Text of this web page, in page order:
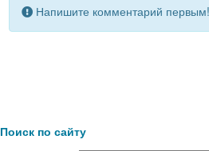
Напишите комментарий первым!
Поиск по сайту